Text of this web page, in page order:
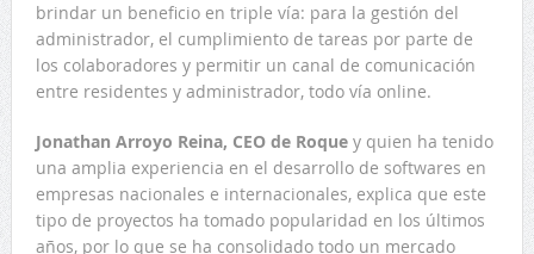
brindar un beneficio en triple vía: para la gestión del
administrador, el cumplimiento de tareas por parte de
los colaboradores y permitir un canal de comunicación
entre residentes y administrador, todo vía online.
Jonathan Arroyo Reina, CEO de Roquey quien ha tenido
una amplia experiencia en el desarrollo de softwares en
empresas nacionales e internacionales, explica que este
tipo de proyectos ha tomado popularidad en los últimos
años, por lo que se ha consolidado todo un mercado